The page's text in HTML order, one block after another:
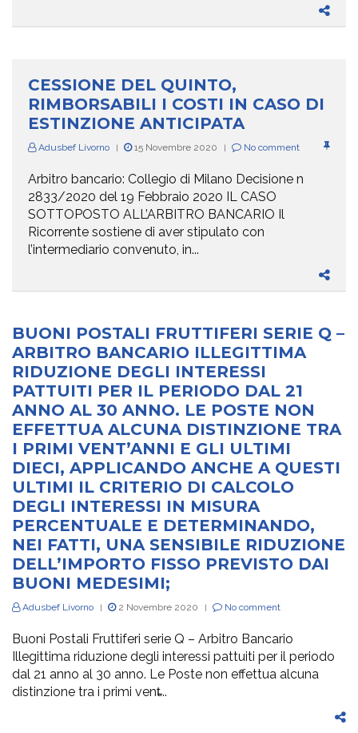
CESSIONE DEL QUINTO,
RIMBORSABILI I COSTI IN CASO DI
ESTINZIONE ANTICIPATA
Adusbef Livorno | 15 Novembre 2020 | No comment
Arbitro bancario: Collegio di Milano Decisione n
2833/2020 del 19 Febbraio 2020 IL CASO
SOTTOPOSTO ALL’ARBITRO BANCARIO Il
Ricorrente sostiene di aver stipulato con
l’intermediario convenuto, in...
BUONI POSTALI FRUTTIFERI SERIE Q –
ARBITRO BANCARIO ILLEGITTIMA
RIDUZIONE DEGLI INTERESSI
PATTUITI PER IL PERIODO DAL 21
ANNO AL 30 ANNO. LE POSTE NON
EFFETTUA ALCUNA DISTINZIONE TRA
I PRIMI VENT’ANNI E GLI ULTIMI
DIECI, APPLICANDO ANCHE A QUESTI
ULTIMI IL CRITERIO DI CALCOLO
DEGLI INTERESSI IN MISURA
PERCENTUALE E DETERMINANDO,
NEI FATTI, UNA SENSIBILE RIDUZIONE
DELL’IMPORTO FISSO PREVISTO DAI
BUONI MEDESIMI;
Adusbef Livorno | 2 Novembre 2020 | No comment
Buoni Postali Fruttiferi serie Q – Arbitro Bancario
Illegittima riduzione degli interessi pattuiti per il periodo
dal 21 anno al 30 anno. Le Poste non effettua alcuna
distinzione tra i primi vent̵...